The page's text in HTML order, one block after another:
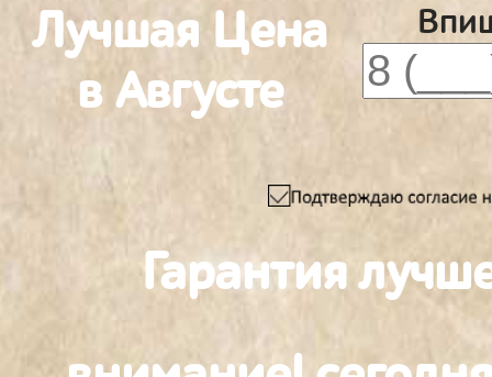
Лучшая Цена
в Августе
Гарантия